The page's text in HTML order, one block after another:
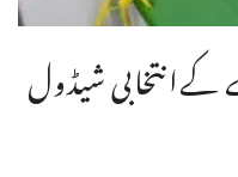
کےانتخابی شیڈول